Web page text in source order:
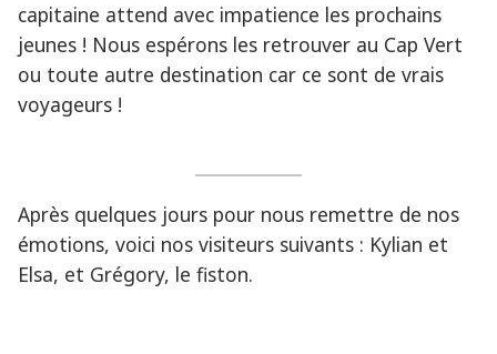
capitaine attend avec impatience les prochains
jeunes ! Nous espérons les retrouver au Cap Vert
ou toute autre destination car ce sont de vrais
voyageurs !
Après quelques jours pour nous remettre de nos
émotions, voici nos visiteurs suivants : Kylian et
Elsa, et Grégory, le fiston.